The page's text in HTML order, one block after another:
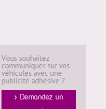
Vous souhaitez
communiquer sur vos
véhicules avec une
publicité adhésive ?
> Demandez un